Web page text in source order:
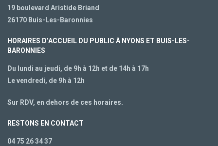
19 boulevard Aristide Briand
26170 Buis-Les-Baronnies
HORAIRES D’ACCUEIL DU PUBLIC À NYONS ET BUIS-LES-
BARONNIES
Du lundi au jeudi, de 9h à 12h et de 14h à 17h
Le vendredi, de 9h à 12h
Sur RDV, en dehors de ces horaires.
RESTONS EN CONTACT
04 75 26 34 37